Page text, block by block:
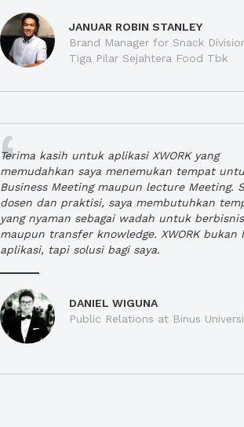
JANUAR ROBIN STANLEY
Brand Manager for Snack
Tiga Pilar Sejahtera Food Tbk
Terima kasih untuk aplikasi XWORK yang
memudahkan saya menemukan tempat
Business Meeting maupun lecture Meeting.
dosen dan praktisi, saya membutuhkan
yang nyaman sebagai wadah untuk berbisnis
maupun transfer knowledge. XWORK bukan
aplikasi, tapi solusi bagi saya.
DANIEL WIGUNA
Public Relations at Binus